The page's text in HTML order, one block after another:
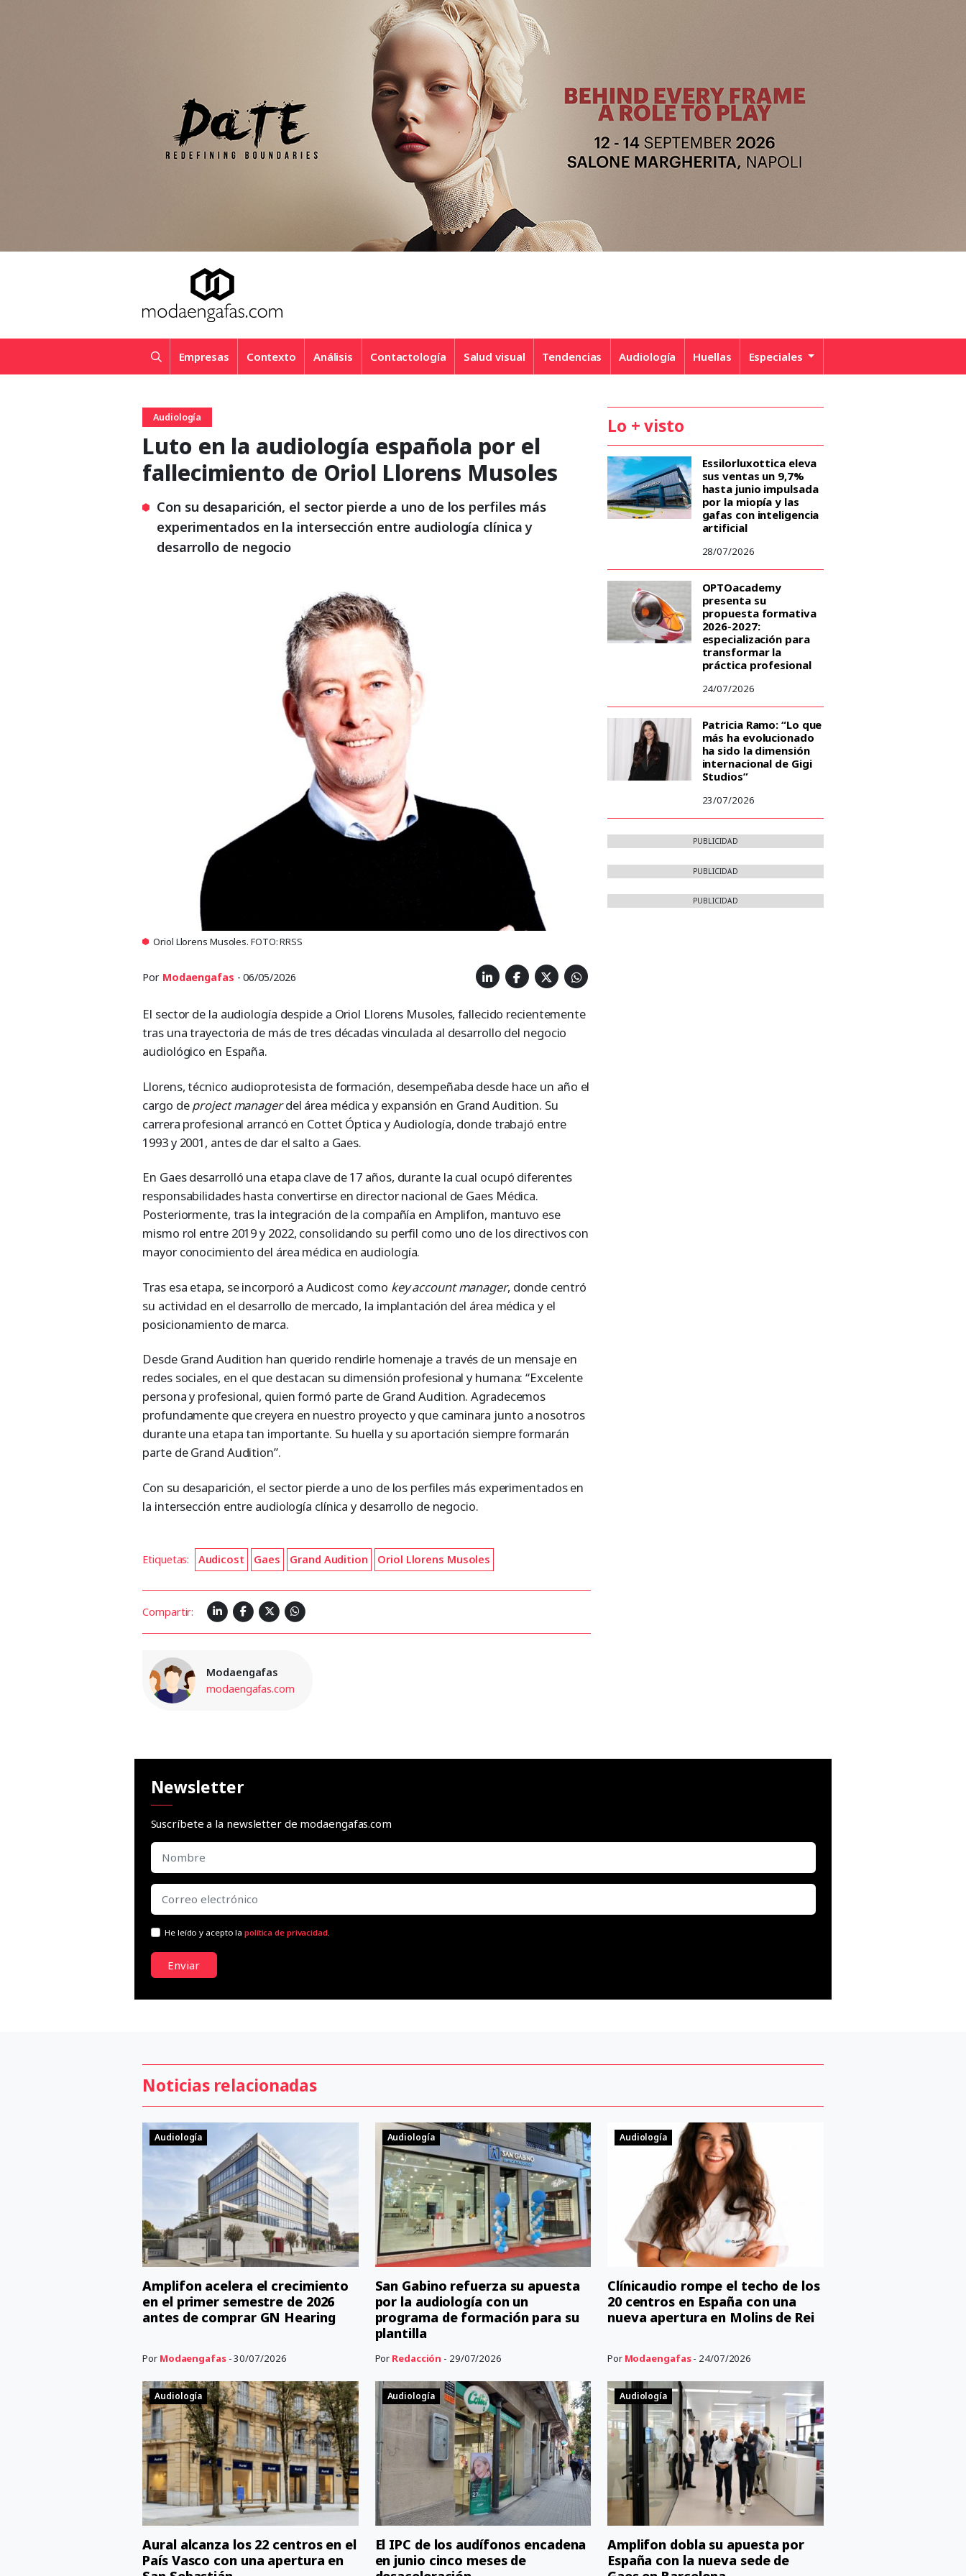
Empresas Contexto Análisis Contactología Salud visual Tendencias Audiología Huellas Especiales
Audiología
Luto en la audiología española por el
fallecimiento de Oriol Llorens Musoles
Con su desaparición, el sector pierde a uno de los perfiles más
experimentados en la intersección entre audiología clínica y
desarrollo de negocio
Oriol Llorens Musoles. FOTO: RRSS
Por Modaengafas - 06/05/2026
El sector de la audiología despide a Oriol Llorens Musoles, fallecido recientemente
tras una trayectoria de más de tres décadas vinculada al desarrollo del negocio
audiológico en España.
Llorens, técnico audioprotesista de formación, desempeñaba desde hace un año el
cargo deproject managerdel área médica y expansión en Grand Audition. Su
carrera profesional arrancó en Cottet Óptica y Audiología, donde trabajó entre
1993 y 2001, antes de dar el salto a Gaes.
En Gaes desarrolló una etapa clave de 17 años, durante la cual ocupó diferentes
responsabilidades hasta convertirse en director nacional de Gaes Médica.
Posteriormente, tras la integración de la compañía en Amplifon, mantuvo ese
mismo rol entre 2019 y 2022, consolidando su perfil como uno de los directivos con
mayor conocimiento del área médica en audiología.
Tras esa etapa, se incorporó a Audicost como key account manager, donde centró
su actividad en el desarrollo de mercado, la implantación del área médica y el
posicionamiento de marca.
Desde Grand Audition han querido rendirle homenaje a través de un mensaje en
redes sociales, en el que destacan su dimensión profesional y humana: “Excelente
persona y profesional, quien formó parte de Grand Audition. Agradecemos
profundamente que creyera en nuestro proyecto y que caminara junto a nosotros
durante una etapa tan importante. Su huella y su aportación siempre formarán
parte de Grand Audition”.
Con su desaparición, el sector pierde a uno de los perfiles más experimentados en
la intersección entre audiología clínica y desarrollo de negocio.
Etiquetas: Audicost Gaes Grand Audition Oriol Llorens Musoles
Compartir:
Modaengafas
modaengafas.com
Lo + visto
Essilorluxottica eleva
sus ventas un 9,7%
hasta junio impulsada
por la miopía y las
gafas con inteligencia
artificial
28/07/2026
OPTOacademy
presenta su
propuesta formativa
2026-2027:
especialización para
transformar la
práctica profesional
24/07/2026
Patricia Ramo: “Lo que
más ha evolucionado
ha sido la dimensión
internacional de Gigi
Studios”
23/07/2026
PUBLICIDAD
PUBLICIDAD
PUBLICIDAD
Newsletter
Suscríbete a la newsletter de modaengafas.com
He leído y acepto lapolítica de privacidad.
Enviar
Noticias relacionadas
Audiología
Amplifon acelera el crecimiento
en el primer semestre de 2026
antes de comprar GN Hearing
Por Modaengafas- 30/07/2026
Audiología
San Gabino refuerza su apuesta
por la audiología con un
programa de formación para su
plantilla
Por Redacción - 29/07/2026
Audiología
Clínicaudio rompe el techo de los
20 centros en España con una
nueva apertura en Molins de Rei
Por Modaengafas- 24/07/2026
Audiología
Aural alcanza los 22 centros en el
País Vasco con una apertura en
Audiología
El IPC de los audífonos encadena
en junio cinco meses de
Audiología
Amplifon dobla su apuesta por
España con la nueva sede de